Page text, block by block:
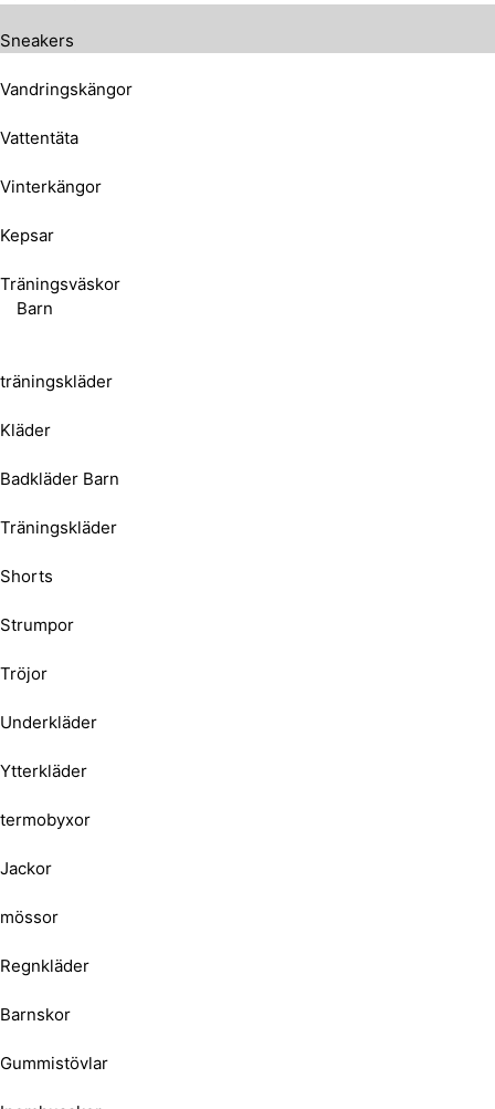
Sneakers
Vandringskängor
Vattentäta
Vinterkängor
Kepsar
Träningsväskor
Barn
träningskläder
Kläder
Badkläder Barn
Träningskläder
Shorts
Strumpor
Tröjor
Underkläder
Ytterkläder
termobyxor
Jackor
mössor
Regnkläder
Barnskor
Gummistövlar